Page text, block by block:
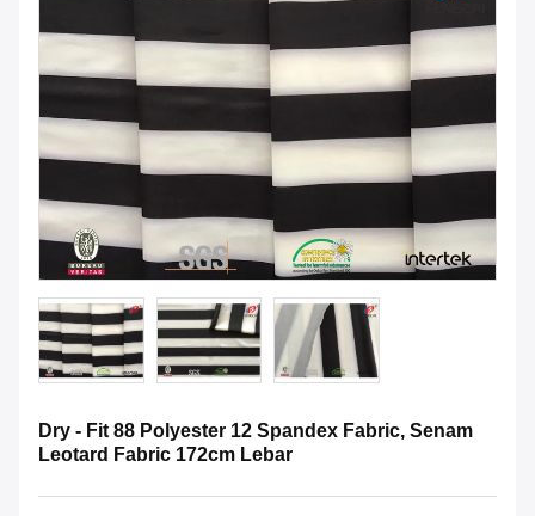
Dry - Fit 88 Polyester 12 Spandex Fabric, Senam
Leotard Fabric 172cm Lebar